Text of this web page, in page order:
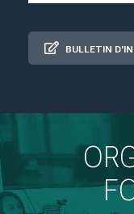
BULLETIN